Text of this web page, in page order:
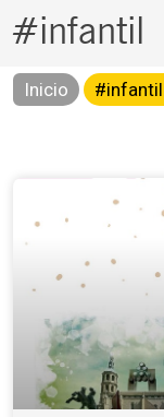
#infantil
Inicio #infantil